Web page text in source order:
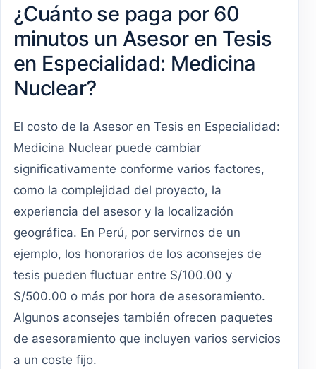
¿Cuánto se paga por 60
minutos un Asesor en Tesis
en Especialidad: Medicina
Nuclear?
El costo de la Asesor en Tesis en Especialidad:
Medicina Nuclear puede cambiar
significativamente conforme varios factores,
como la complejidad del proyecto, la
experiencia del asesor y la localización
geográfica. En Perú, por servirnos de un
ejemplo, los honorarios de los aconsejes de
tesis pueden fluctuar entre S/100.00 y
S/500.00 o más por hora de asesoramiento.
Algunos aconsejes también ofrecen paquetes
de asesoramiento que incluyen varios servicios
a un coste fijo.